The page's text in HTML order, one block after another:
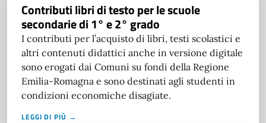
Contributi libri di testo per le scuole
secondarie di 1° e 2° grado
I contributi per l’acquisto di libri, testi scolastici e
altri contenuti didattici anche in versione digitale
sono erogati dai Comuni su fondi della Regione
Emilia-Romagna e sono destinati agli studenti in
condizioni economiche disagiate.
LEGGI DI PIÙ →